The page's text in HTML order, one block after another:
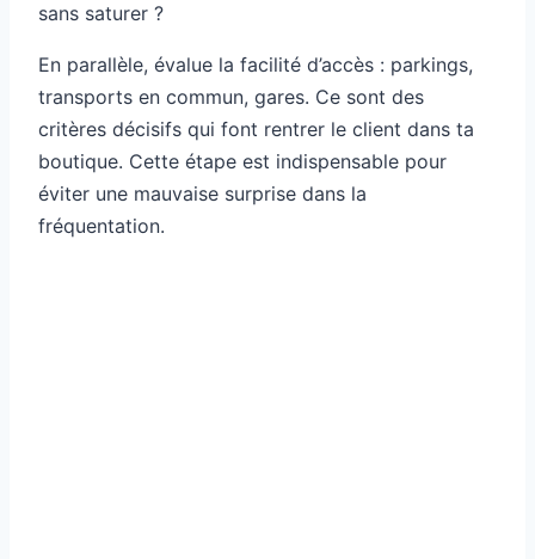
sans saturer ?
En parallèle, évalue la facilité d’accès : parkings,
transports en commun, gares. Ce sont des
critères décisifs qui font rentrer le client dans ta
boutique. Cette étape est indispensable pour
éviter une mauvaise surprise dans la
fréquentation.